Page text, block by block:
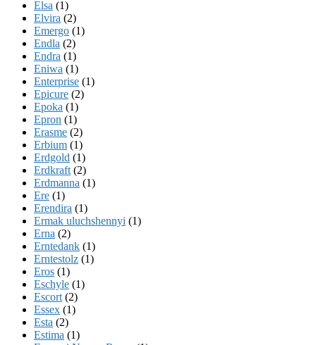
Elsa (1)
Elvira (2)
Emergo (1)
Endla (2)
Endra (1)
Eniwa (1)
Enterprise (1)
Epicure (2)
Epoka (1)
Epron (1)
Erasme (2)
Erbium (1)
Erdgold (1)
Erdkraft (2)
Erdmanna (1)
Ere (1)
Erendira (1)
Ermak uluchshennyi (1)
Erna (2)
Erntedank (1)
Erntestolz (1)
Eros (1)
Eschyle (1)
Escort (2)
Essex (1)
Esta (2)
Estima (1)